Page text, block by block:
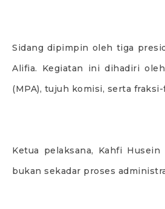
Sidang dipimpin oleh tiga
Alifia. Kegiatan ini dihadiri
(MPA), tujuh komisi, serta
Ketua pelaksana, Kahfi
bukan sekadar proses